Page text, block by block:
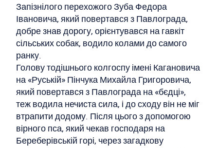
Запізнілого перехожого Зуба Федора
Івановича, який повертався з Павлограда,
добре знав дорогу, орієнтувався на гавкіт
сільських собак, водило колами до самого
ранку.
Голову тодішнього колгоспу імені Кагановича
на «Руській» Пінчука Михайла Григоровича,
який повертався з Павлограда на «бєдці»,
теж водила нечиста сила, і до сходу він не міг
втрапити додому. Після цього з допомогою
вірного пса, який чекав господаря на
Береберівській горі, через загадкову